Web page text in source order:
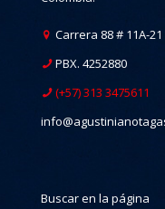
Carrera 88 # 11A-21
PBX. 4252880
(+57) 313 3475611
Buscar en la página